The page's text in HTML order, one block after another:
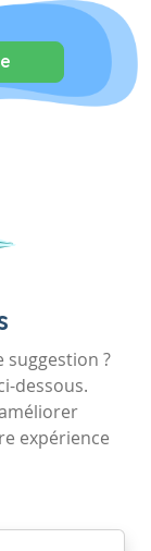
?
dessous.
expérience